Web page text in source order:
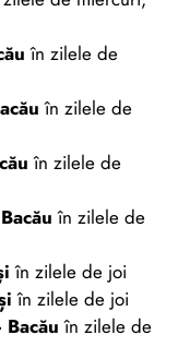
în zilele de
în zilele de
în zilele de
în zilele de
în zilele de joi
în zilele de joi
în zilele de